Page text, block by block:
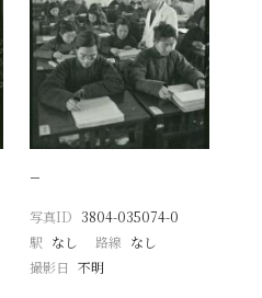
−
写真ID 3804-035074-0
駅 なし 路線 なし
撮影日 不明